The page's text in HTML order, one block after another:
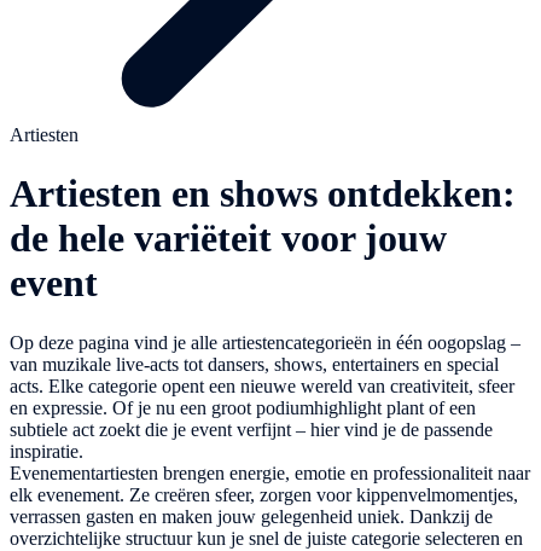
Artiesten
Artiesten en shows ontdekken:
de hele variëteit voor jouw
event
Op deze pagina vind je alle artiestencategorieën in één oogopslag –
van muzikale live-acts tot dansers, shows, entertainers en special
acts. Elke categorie opent een nieuwe wereld van creativiteit, sfeer
en expressie. Of je nu een groot podiumhighlight plant of een
subtiele act zoekt die je event verfijnt – hier vind je de passende
inspiratie.
Evenementartiesten brengen energie, emotie en professionaliteit naar
elk evenement. Ze creëren sfeer, zorgen voor kippenvelmomentjes,
verrassen gasten en maken jouw gelegenheid uniek. Dankzij de
overzichtelijke structuur kun je snel de juiste categorie selecteren en